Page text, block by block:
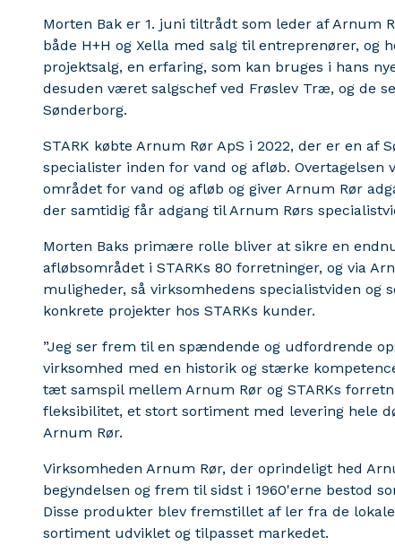
Morten Bak er 1. juni tiltrådt som leder af Arnum
både H+H og Xella med salg til entreprenører,
projektsalg, en erfaring, som kan bruges i hans
desuden været salgschef ved Frøslev Træ, og de
Sønderborg.
STARK købte Arnum Rør ApS i 2022, der er en af
specialister inden for vand og afløb.
området for vand og afløb og giver Arnum Rør
der samtidig får adgang til Arnum Rørs
Morten Baks primære rolle bliver at sikre en
afløbsområdet i STARKs 80 forretninger, og via
muligheder, så virksomhedens specialistviden og
konkrete projekter hos STARKs kunder.
”Jeg ser frem til en spændende og udfordrende
virksomhed med en historik og stærke
tæt samspil mellem Arnum Rør og STARKs
fleksibilitet, et stort sortiment med levering hele
Arnum Rør.
Virksomheden Arnum Rør, der oprindeligt hed
begyndelsen og frem til sidst i 1960'erne bestod
Disse produkter blev fremstillet af ler fra de
sortiment udviklet og tilpasset markedet.